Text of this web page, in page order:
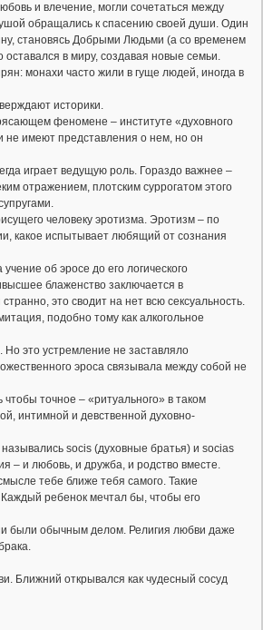
и влечение, могли сочетаться между
обращались к спасению своей души. Один
становясь Добрыми Людьми (а со временем
в миру, создавая новые семьи.
монахи часто жили в гуще людей, иногда в
историки.
феномене – институте «духовного
не имеют представления о нем, но он
играет ведущую роль. Гораздо важнее –
отражением, плотским суррогатом этого
человеку эротизма. Эротизм – по
какое испытывает любящий от сознания
об эросе до его логического
блаженство заключается в
это сводит на нет всю сексуальность.
подобно тому как алкогольное
это устремление не заставляло
эроса связывала между собой не
точное – «ритуального» в таком
интимной и девственной духовно-
socis (духовные братья) и socias
– и любовь, и дружба, и родство вместе.
тебе ближе тебя самого. Такие
ребенок мечтал бы, чтобы его
были обычным делом. Религия любви даже
Ближний открывался как чудесный сосуд